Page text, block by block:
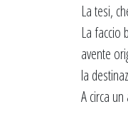
La tesi,
La faccio
avente
la
A circa